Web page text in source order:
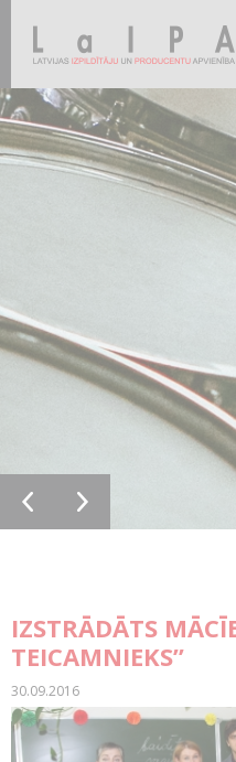
IZSTRĀDĀTS
TEICAMNIEKS”
30.09.2016